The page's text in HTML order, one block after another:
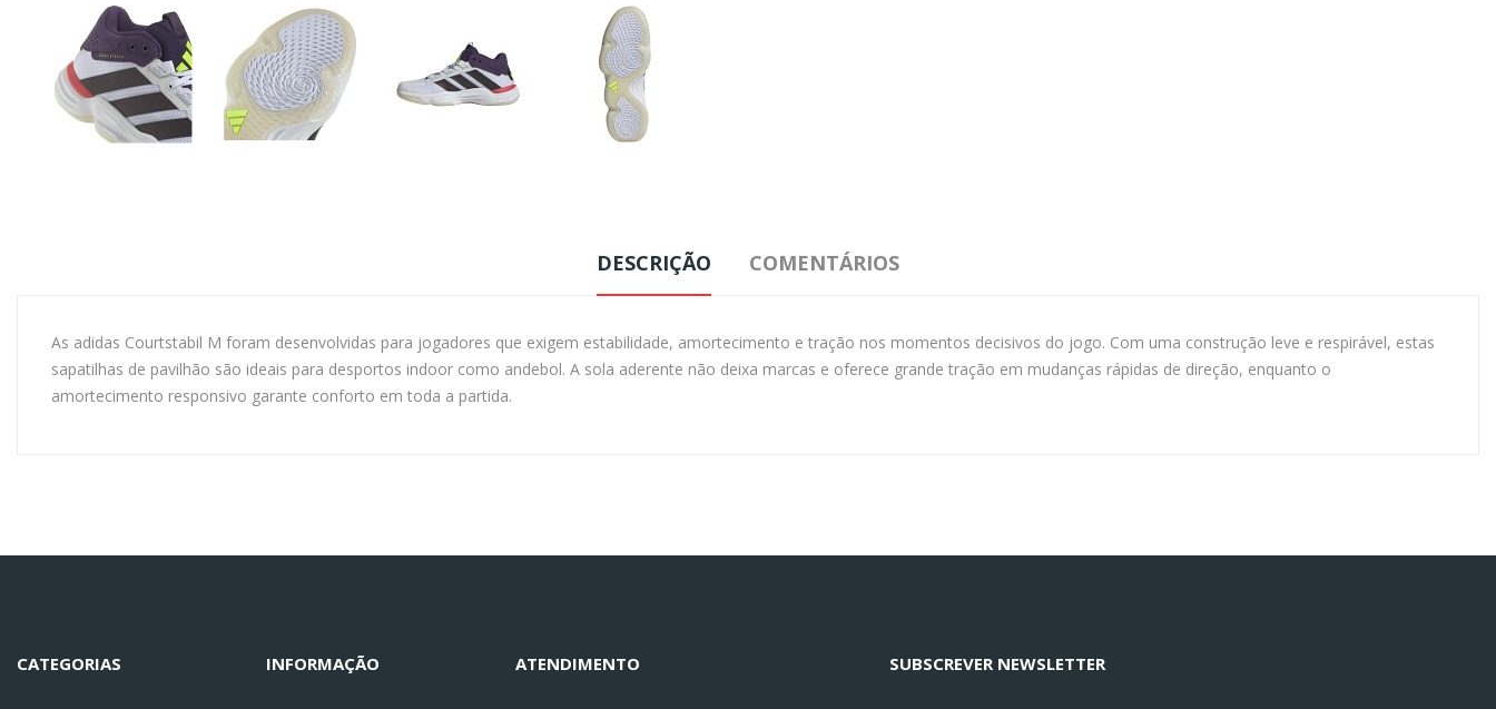
DESCRIÇÃO COMENTÁRIOS
As adidas Courtstabil M foram desenvolvidas para jogadores que exigem estabilidade, amortecimento e tração nos momentos decisivos do jogo. Com uma construção leve e respirável, estas
sapatilhas de pavilhão são ideais para desportos indoor como andebol. A sola aderente não deixa marcas e oferece grande tração em mudanças rápidas de direção, enquanto o
amortecimento responsivo garante conforto em toda a partida.
CATEGORIAS INFORMAÇÃO ATENDIMENTO SUBSCREVER NEWSLETTER